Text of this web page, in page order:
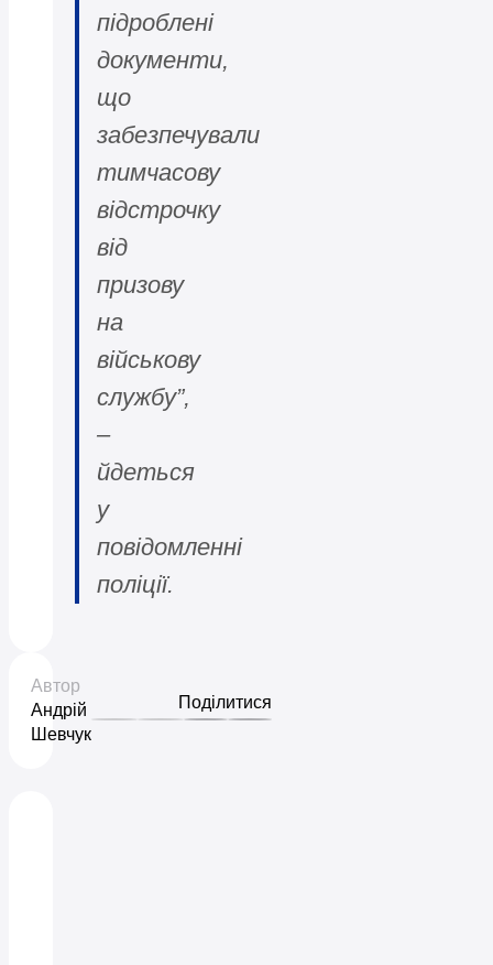
підроблені
документи,
що
забезпечували
тимчасову
відстрочку
від
призову
на
військову
службу”,
–
йдеться
у
повідомленні
поліції.
Автор
Андрій
Шевчук
Поділитися